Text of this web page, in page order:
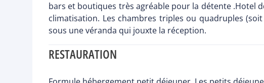
bars et boutiques très agréable pour la détente .Hotel
climatisation. Les chambres triples ou quadruples
sous une véranda qui jouxte la réception.
RESTAURATION